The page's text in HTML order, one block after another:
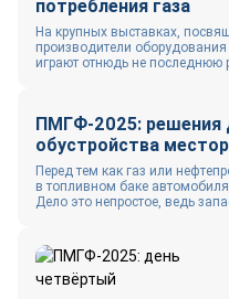
потребления газа
На крупных выставках,
производители оборудования
играют отнюдь не последнюю
ПМГФ-2025: решения
обустройства
Перед тем как газ или
в топливном баке
Дело это непростое, ведь